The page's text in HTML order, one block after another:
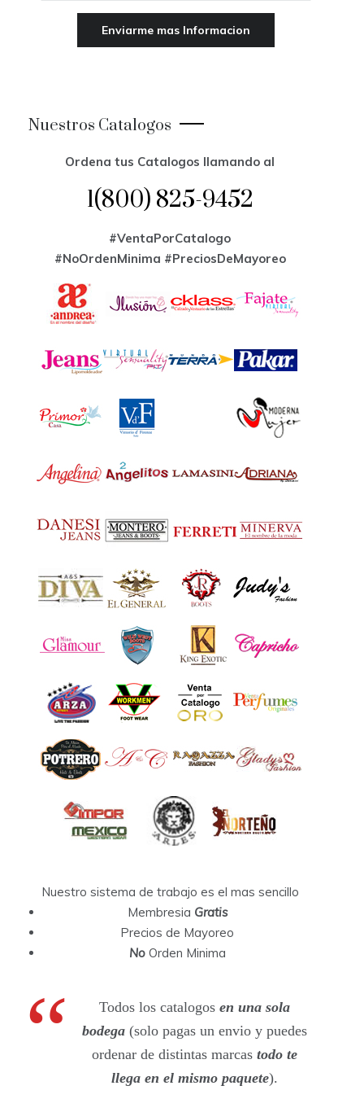
Nuestros Catalogos
Ordena tus Catalogos llamando al
1(800) 825-9452
#VentaPorCatalogo
#NoOrdenMinima #PreciosDeMayoreo
Nuestro sistema de trabajo es el mas sencillo
Membresia Gratis
Precios de Mayoreo
NoOrden Minima
Todos los catalogos en una sola
bodega (solo pagas un envio y puedes
ordenar de distintas marcastodo te
llega en el mismo paquete).